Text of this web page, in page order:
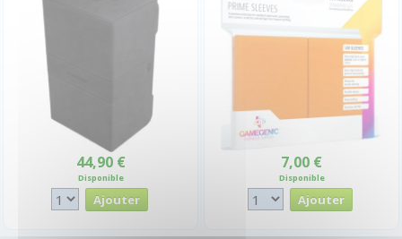
44,90 €
Disponible
7,00 €
Disponible